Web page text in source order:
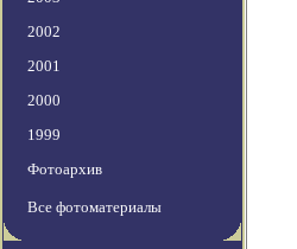
2002
2001
2000
1999
Фотоархив
Все фотоматериалы